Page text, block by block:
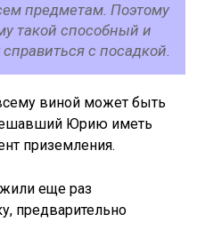
предметам. Поэтому
такой способный и
с посадкой.
виной может быть
Юрию иметь
приземления.
еще раз
предварительно